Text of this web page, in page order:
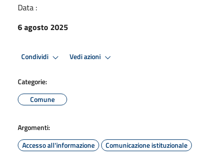
Data :
6 agosto 2025
Condividi Vedi azioni
Categorie:
Comune
Argomenti:
Accesso all'informazione
Comunicazione istituzionale